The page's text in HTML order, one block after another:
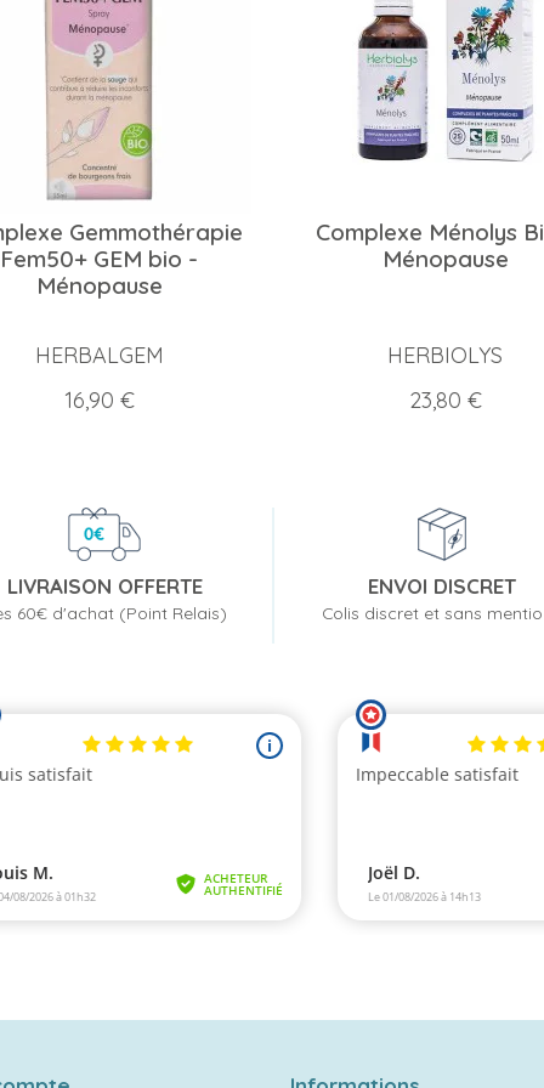
Gemmothérapie
Fem50+ GEM bio -
Ménopause
HERBALGEM
Prix
16,90 €
Complexe Ménolys
Ménopause
HERBIOLYS
Prix
23,80 €
LIVRAISON OFFERTE
60€ d'achat (Point Relais)
ENVOI DISCRET
Colis discret et sans